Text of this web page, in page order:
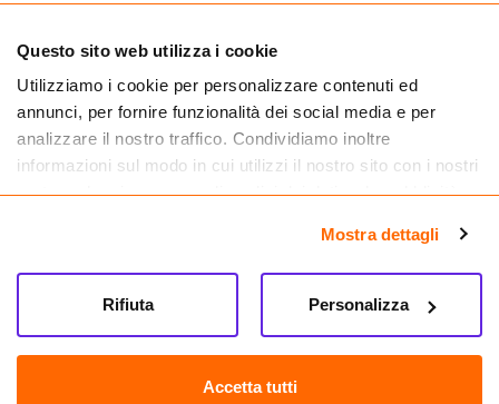
Questo sito web utilizza i cookie
Utilizziamo i cookie per personalizzare contenuti ed
annunci, per fornire funzionalità dei social media e per
analizzare il nostro traffico. Condividiamo inoltre
informazioni sul modo in cui utilizzi il nostro sito con i nostri
partner che si occupano di analisi dei dati web, pubblicità e
informazioni che hai fornito loro o che hanno raccolto dal
tuo utilizzo dei loro servizi.
Mostra dettagli
Accetta tutti
Personalizza
Rifiuta
Farma.it S.a.s. P. IVA 07417261216 REA: NA-884088
CREDITS
Sede legale Via delle Repubbliche Marinare 128, 80147 Napoli